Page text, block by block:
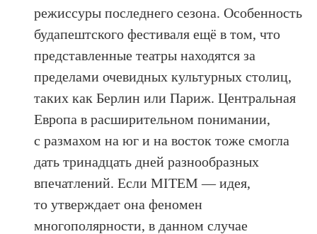
режиссуры последнего сезона. Особенность
будапештского фестиваля ещё в том, что
представленные театры находятся за
пределами очевидных культурных столиц,
таких как Берлин или Париж. Центральная
Европа в расширительном понимании,
с размахом на юг и на восток тоже смогла
дать тринадцать дней разнообразных
впечатлений. Если MITEM — идея,
то утверждает она феномен
многополярности, в данном случае